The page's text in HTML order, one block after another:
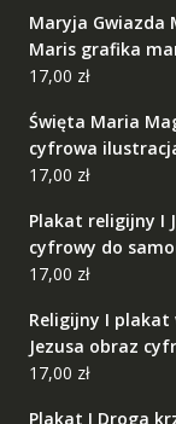
Maryja Gwiazda
Maris grafika
17,00 zł
Święta Maria
cyfrowa
17,00 zł
Plakat religijny I
cyfrowy do
17,00 zł
Religijny I
Jezusa obraz
17,00 zł
Plakat I Droga